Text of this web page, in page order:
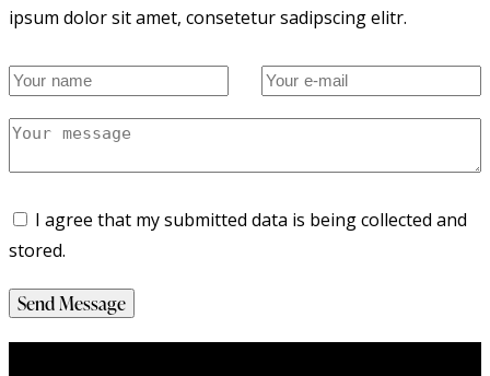
ipsum dolor sit amet, consetetur sadipscing elitr.
I agree that my submitted data is being collected and
stored.
Send Message